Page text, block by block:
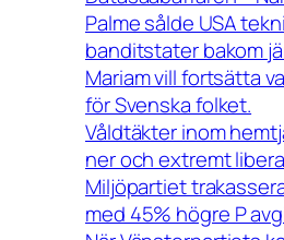
Palme sålde USA
banditstater bakom
Mariam vill fortsätta
för Svenska folket.
Våldtäkter inom
ner och extremt
Miljöpartiet
med 45% högre P